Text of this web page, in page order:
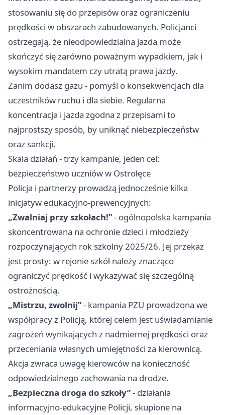
stosowaniu się do przepisów oraz ograniczeniu
prędkości w obszarach zabudowanych. Policjanci
ostrzegają, że nieodpowiedzialna jazda może
skończyć się zarówno poważnym wypadkiem, jak i
wysokim mandatem czy utratą prawa jazdy.
Zanim dodasz gazu - pomyśl o konsekwencjach dla
uczestników ruchu i dla siebie. Regularna
koncentracja i jazda zgodna z przepisami to
najprostszy sposób, by uniknąć niebezpieczeństw
oraz sankcji.
Skala działań - trzy kampanie, jeden cel:
bezpieczeństwo uczniów w Ostrołęce
Policja i partnerzy prowadzą jednocześnie kilka
inicjatyw edukacyjno-prewencyjnych:
„Zwalniaj przy szkołach!”- ogólnopolska kampania
skoncentrowana na ochronie dzieci i młodzieży
rozpoczynających rok szkolny 2025/26. Jej przekaz
jest prosty: w rejonie szkół należy znacząco
ograniczyć prędkość i wykazywać się szczególną
ostrożnością.
„Mistrzu, zwolnij”- kampania PZU prowadzona we
współpracy z Policją, której celem jest uświadamianie
zagrożeń wynikających z nadmiernej prędkości oraz
przeceniania własnych umiejętności za kierownicą.
Akcja zwraca uwagę kierowców na konieczność
odpowiedzialnego zachowania na drodze.
„Bezpieczna droga do szkoły”- działania
informacyjno-edukacyjne Policji, skupione na